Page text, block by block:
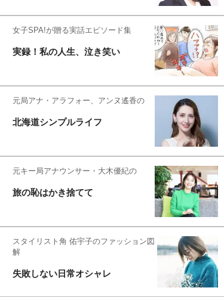
女子SPA!が贈る実話エピソード集
実録！私の人生、泣き笑い
元局アナ・アラフォー、アンヌ遙香の
北海道シンプルライフ
元キー局アナウンサー・大木優紀の
旅の恥はかき捨てて
スタイリスト角 佑宇子のファッション図
解
失敗しない日常オシャレ